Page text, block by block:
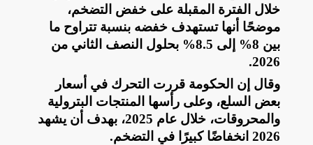
خلال الفترة المقبلة على خفض التضخم،
موضحًا أنها تستهدف خفضه بنسبة تتراوح ما
بين 8% إلى 8.5% بحلول النصف الثاني من
2026
.
وقال إن الحكومة قررت التحرك في أسعار
بعض السلع، وعلى رأسها المنتجات البترولية
والمحروقات، خلال عام 2025، بهدف أن يشهد
2026 انخفاضًا كبيرًا في التضخم
.